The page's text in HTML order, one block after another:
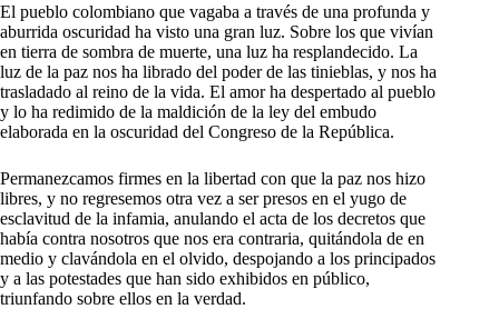
El pueblo colombiano que vagaba a través de una profunda y
aburrida oscuridad ha visto una gran luz. Sobre los que vivían
en tierra de sombra de muerte, una luz ha resplandecido. La
luz de la paz nos ha librado del poder de las tinieblas, y nos ha
trasladado al reino de la vida. El amor ha despertado al pueblo
y lo ha redimido de la maldición de la ley del embudo
elaborada en la oscuridad del Congreso de la República.
Permanezcamos firmes en la libertad con que la paz nos hizo
libres, y no regresemos otra vez a ser presos en el yugo de
esclavitud de la infamia, anulando el acta de los decretos que
había contra nosotros que nos era contraria, quitándola de en
medio y clavándola en el olvido, despojando a los principados
y a las potestades que han sido exhibidos en público,
triunfando sobre ellos en la verdad.